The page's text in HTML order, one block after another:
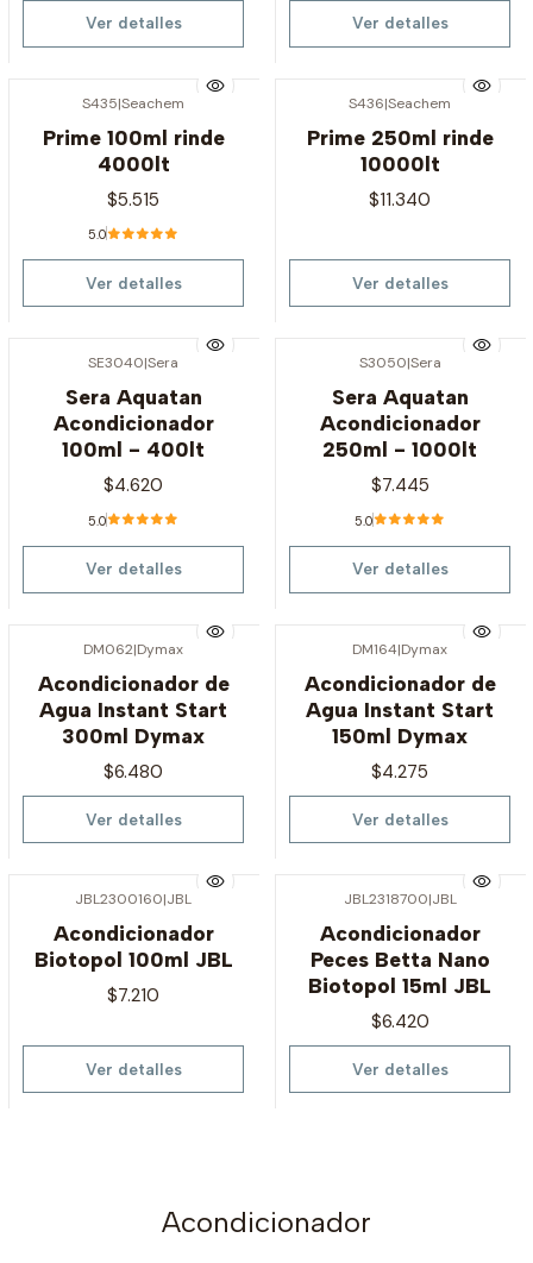
Ver detalles Ver detalles
S435|Seachem
Prime 100ml rinde
4000lt
$5.515
5.0
Ver detalles
S436|Seachem
Prime 250ml rinde
10000lt
$11.340
Ver detalles
SE3040|Sera
Sera Aquatan
Acondicionador
100ml - 400lt
$4.620
5.0
Ver detalles
S3050|Sera
Sera Aquatan
Acondicionador
250ml - 1000lt
$7.445
5.0
Ver detalles
DM062|Dymax
Acondicionador de
Agua Instant Start
300ml Dymax
$6.480
Ver detalles
DM164|Dymax
Acondicionador de
Agua Instant Start
150ml Dymax
$4.275
Ver detalles
JBL2300160|JBL
Acondicionador
Biotopol 100ml JBL
$7.210
Ver detalles
JBL2318700|JBL
Acondicionador
Peces Betta Nano
Biotopol 15ml JBL
$6.420
Ver detalles
Acondicionador